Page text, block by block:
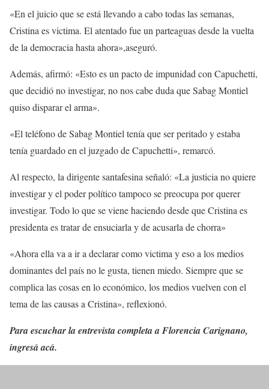
«En el juicio que se está llevando a cabo todas las semanas,
Cristina es victima. El atentado fue un parteaguas desde la vuelta
de la democracia hasta ahora»,aseguró.
Además, afirmó: «Esto es un pacto de impunidad con Capuchetti,
que decidió no investigar, no nos cabe duda que Sabag Montiel
quiso disparar el arma».
«El teléfono de Sabag Montiel tenía que ser peritado y estaba
tenía guardado en el juzgado de Capuchetti», remarcó.
Al respecto, la dirigente santafesina señaló: «La justicia no quiere
investigar y el poder político tampoco se preocupa por querer
investigar. Todo lo que se viene haciendo desde que Cristina es
presidenta es tratar de ensuciarla y de acusarla de chorra»
«Ahora ella va a ir a declarar como victima y eso a los medios
dominantes del país no le gusta, tienen miedo. Siempre que se
complica las cosas en lo económico, los medios vuelven con el
tema de las causas a Cristina», reflexionó.
Para escuchar la entrevista completa a Florencia Carignano,
ingresá acá.